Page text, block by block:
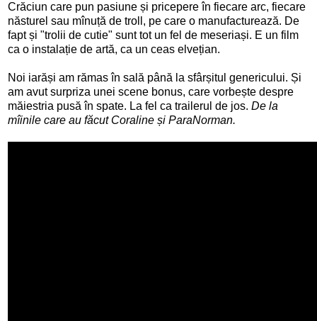
Crăciun care pun pasiune și pricepere în fiecare arc, fiecare
năsturel sau mînuță de troll, pe care o manufacturează. De
fapt și "trolii de cutie" sunt tot un fel de meseriași. E un film
ca o instalație de artă, ca un ceas elvețian.
Noi iarăși am rămas în sală până la sfârșitul genericului. Și
am avut surpriza unei scene bonus, care vorbește despre
măiestria pusă în spate. La fel ca trailerul de jos. De la
mîinile care au făcut Coraline și ParaNorman.